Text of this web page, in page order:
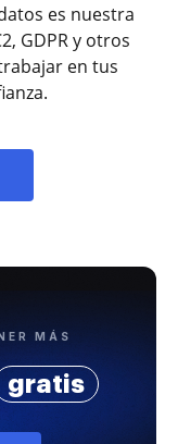
es nuestra
GDPR y otros
en tus
MÁS
gratis